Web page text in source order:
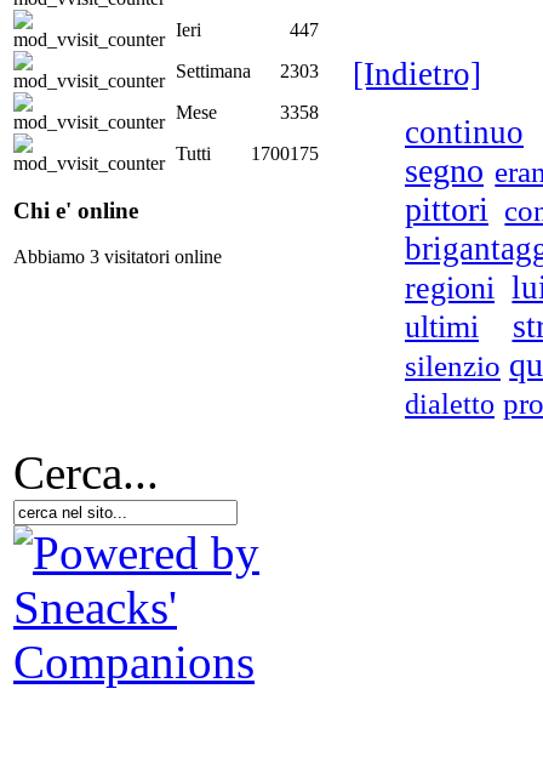
Ieri
447
Settimana
2303
Mese
3358
Tutti
1700175
Chi e' online
Abbiamo 3 visitatori online
[Indietro]
continuo
segno
pittori
regioni
ultimi
silenzio
dialetto
Cerca...